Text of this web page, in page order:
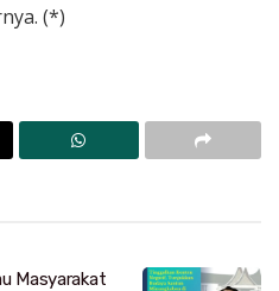
(*)
Masyarakat